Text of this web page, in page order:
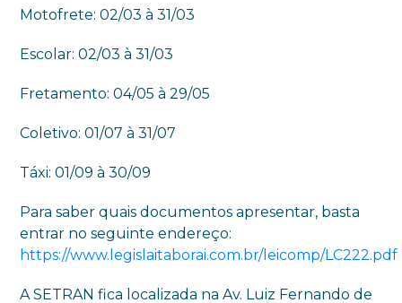
Motofrete: 02/03 à 31/03
Escolar: 02/03 à 31/03
Fretamento: 04/05 à 29/05
Coletivo: 01/07 à 31/07
Táxi: 01/09 à 30/09
Para saber quais documentos apresentar, basta
entrar no seguinte endereço:
https://www.legislaitaborai.com.br/leicomp/LC222.pdf
A SETRAN fica localizada na Av. Luiz Fernando de